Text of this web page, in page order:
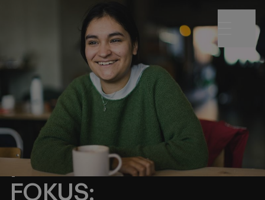
UTESTEDET
MED
MUSIKERNE
I
FOKUS:
Publisert:
10.05.2023
Bilder:
Ida Muren